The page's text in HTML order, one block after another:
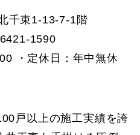
千束1-13-7-1階
1590
・定休日：年中無休
戸以上の施工実績を誇